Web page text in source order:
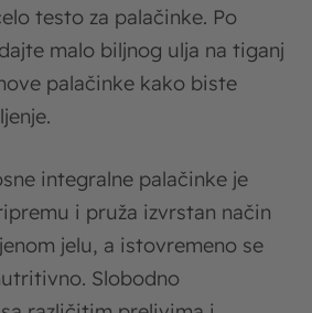
testo za palačinke. Po
malo biljnog ulja na tiganj
palačinke kako biste
integralne palačinke je
i pruža izvrstan način
jelu, a istovremeno se
Slobodno